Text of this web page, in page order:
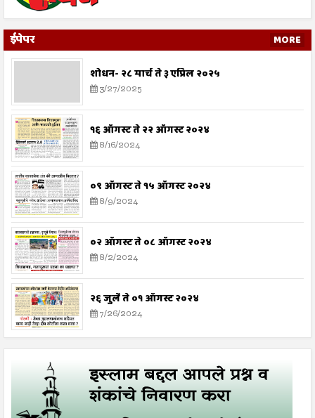
ईपेपर MORE
शोधन- २८ मार्च ते ३ एप्रिल २०२५
3/27/2025
१६ ऑगस्ट ते २२ ऑगस्ट २०२४
8/16/2024
०९ ऑगस्ट ते १५ ऑगस्ट २०२४
8/9/2024
०२ ऑगस्ट ते ०८ ऑगस्ट २०२४
8/2/2024
२६ जुलै ते ०१ ऑगस्ट २०२४
7/26/2024